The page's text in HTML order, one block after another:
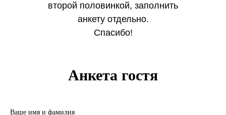
второй половинкой, заполнить
анкету отдельно.
Спасибо!
Анкета гостя
Ваше имя и фамилия